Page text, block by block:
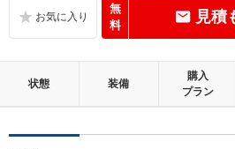
無
料
見積
状態 装備
購入
プラン